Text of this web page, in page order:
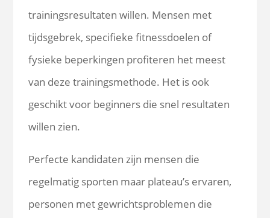
trainingsresultaten willen. Mensen met
tijdsgebrek, specifieke fitnessdoelen of
fysieke beperkingen profiteren het meest
van deze trainingsmethode. Het is ook
geschikt voor beginners die snel resultaten
willen zien.
Perfecte kandidaten zijn mensen die
regelmatig sporten maar plateau’s ervaren,
personen met gewrichtsproblemen die